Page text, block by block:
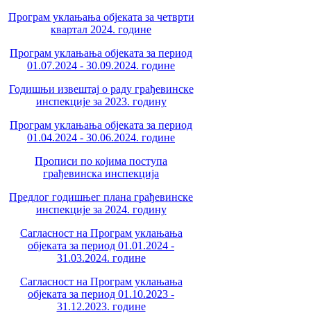
Програм уклањања објеката за четврти
квартал 2024. године
Програм уклањања објеката за период
01.07.2024 - 30.09.2024. године
Годишњи извештај о раду грађевинске
инспекције за 2023. годину
Програм уклањања објеката за период
01.04.2024 - 30.06.2024. године
Прописи по којима поступа
грађевинска инспекција
Предлог годишњег плана грађевинске
инспекције за 2024. годину
Сагласност на Програм уклањања
објеката за период 01.01.2024 -
31.03.2024. године
Сагласност на Програм уклањања
објеката за период 01.10.2023 -
31.12.2023. године